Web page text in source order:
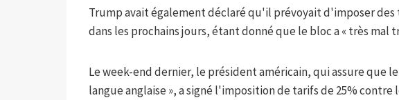
Trump avait également déclaré qu'il prévoyait d'imposer
dans les prochains jours, étant donné que le bloc a « très mal
Le week-end dernier, le président américain, qui assure que
langue anglaise », a signé l'imposition de tarifs de 25%